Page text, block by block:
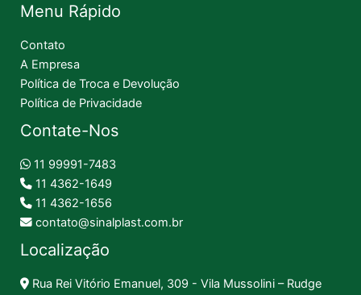
Menu Rápido
Contato
A Empresa
Política de Troca e Devolução
Política de Privacidade
Contate-Nos
11 99991-7483
11 4362-1649
11 4362-1656
contato@sinalplast.com.br
Localização
Rua Rei Vitório Emanuel, 309 - Vila Mussolini – Rudge